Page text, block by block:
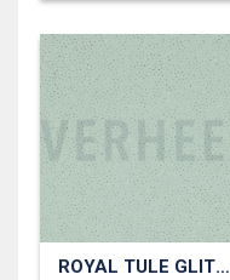
ROYAL TULE GLITTER